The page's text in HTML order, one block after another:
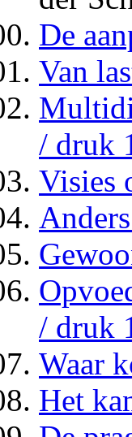
De
Van
/ druk
Visies
/ druk
Waar
Het